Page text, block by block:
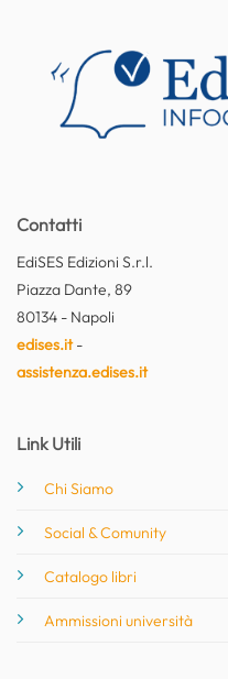
Contatti
EdiSES Edizioni S.r.l.
Piazza Dante, 89
80134 - Napoli
edises.it-
assistenza.edises.it
Link Utili
Chi Siamo
Social & Comunity
Catalogo libri
Ammissioni università